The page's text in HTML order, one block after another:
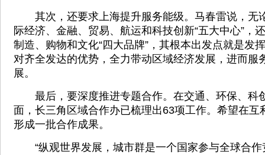
其次，还要求上海提升服务能级。马春雷说，无
际经济、金融、贸易、航运和科技创新“五大中心”，
制造、购物和文化“四大品牌”，其根本出发点就是发
对齐全发达的优势，全力带动区域经济发展，进而服
展。
最后，要深度推进专题合作。在交通、环保、科
面，长三角区域合作办已梳理出63项工作。希望在互
形成一批合作成果。
“纵观世界发展，城市群是一个国家参与全球合作